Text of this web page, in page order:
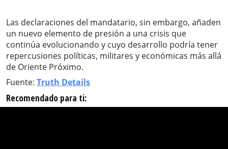
Las declaraciones del mandatario, sin embargo, añaden
un nuevo elemento de presión a una crisis que
continúa evolucionando y cuyo desarrollo podría tener
repercusiones políticas, militares y económicas más allá
de Oriente Próximo.
Fuente: Truth Details
Recomendado para ti: